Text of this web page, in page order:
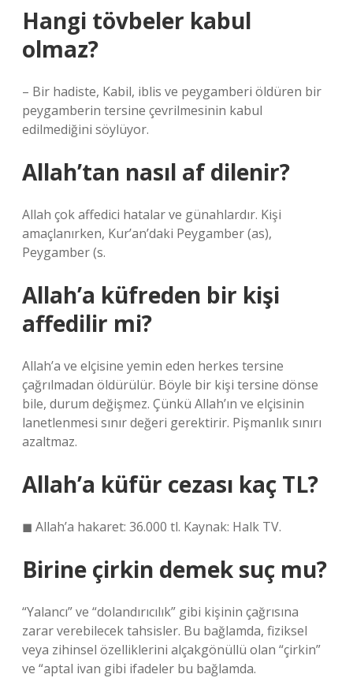
Hangi tövbeler kabul
olmaz?
– Bir hadiste, Kabil, iblis ve peygamberi öldüren bir
peygamberin tersine çevrilmesinin kabul
edilmediğini söylüyor.
Allah’tan nasıl af dilenir?
Allah çok affedici hatalar ve günahlardır. Kişi
amaçlanırken, Kur’an’daki Peygamber (as),
Peygamber (s.
Allah’a küfreden bir kişi
affedilir mi?
Allah’a ve elçisine yemin eden herkes tersine
çağrılmadan öldürülür. Böyle bir kişi tersine dönse
bile, durum değişmez. Çünkü Allah’ın ve elçisinin
lanetlenmesi sınır değeri gerektirir. Pişmanlık sınırı
azaltmaz.
Allah’a küfür cezası kaç TL?
◼ Allah’a hakaret: 36.000 tl. Kaynak: Halk TV.
Birine çirkin demek suç mu?
“Yalancı” ve “dolandırıcılık” gibi kişinin çağrısına
zarar verebilecek tahsisler. Bu bağlamda, fiziksel
veya zihinsel özelliklerini alçakgönüllü olan “çirkin”
ve “aptal ivan gibi ifadeler bu bağlamda.